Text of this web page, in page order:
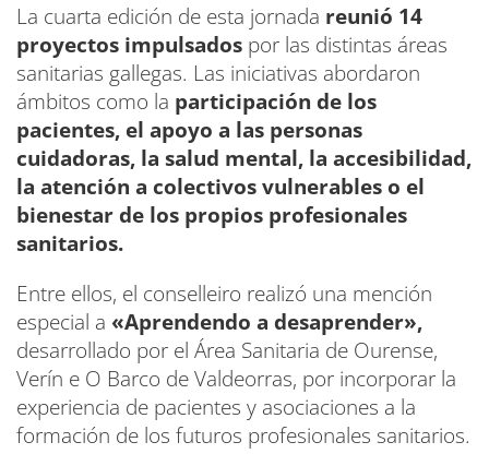
La cuarta edición de esta jornada reunió 14
proyectos impulsados por las distintas áreas
sanitarias gallegas. Las iniciativas abordaron
ámbitos como la participación de los
pacientes, el apoyo a las personas
cuidadoras, la salud mental, la accesibilidad,
la atención a colectivos vulnerables o el
bienestar de los propios profesionales
sanitarios.
Entre ellos, el conselleiro realizó una mención
especial a «Aprendendo a desaprender»,
desarrollado por el Área Sanitaria de Ourense,
Verín e O Barco de Valdeorras, por incorporar la
experiencia de pacientes y asociaciones a la
formación de los futuros profesionales sanitarios.